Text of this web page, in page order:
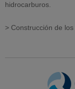
hidrocarburos.
> Construcción de